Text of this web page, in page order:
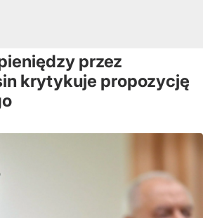
przez
krytykuje propozycję